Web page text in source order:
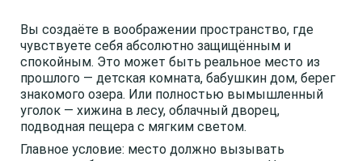
Вы создаёте в воображении пространство, где
чувствуете себя абсолютно защищённым и
спокойным. Это может быть реальное место из
прошлого — детская комната, бабушкин дом, берег
знакомого озера. Или полностью вымышленный
уголок — хижина в лесу, облачный дворец,
подводная пещера с мягким светом.
Главное условие: место должно вызывать